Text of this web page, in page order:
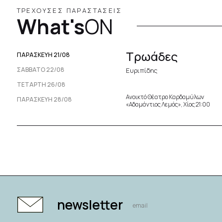
ΤΡΕΧΟΥΣΕΣ ΠΑΡΑΣΤΑΣΕΙΣ
What'sON
ΠΑΡΑΣΚΕΥΉ 21/08
ΣΆΒΒΑΤΟ 22/08
ΤΕΤΆΡΤΗ 26/08
ΠΑΡΑΣΚΕΥΉ 28/08
Τρωάδες
Ευριπίδης
Ανοικτό Θέατρο Καρδαμύλων
«Αδαμάντιος Λεμός», Χίος 21:00
newsletter